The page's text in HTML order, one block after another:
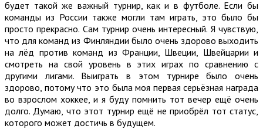
будет такой же важный турнир, как и в футболе. Если бы
команды из России также могли там играть, это было бы
просто прекрасно. Сам турнир очень интересный. Я чувствую,
что для команд из Финляндии было очень здорово выходить
на лёд против команд из Франции, Швеции, Швейцарии и
смотреть на свой уровень в этих играх по сравнению с
другими лигами. Выиграть в этом турнире было очень
здорово, потому что это была моя первая серьёзная награда
во взрослом хоккее, и я буду помнить тот вечер ещё очень
долго. Думаю, что этот турнир ещё не приобрёл тот статус,
которого может достичь в будущем.